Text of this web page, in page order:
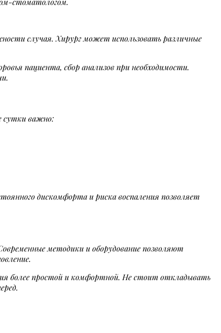
случая. Хирург может использовать различные
пациента, сбор анализов при необходимости.
сутки важно:
дискомфорта и риска воспаления позволяет
методики и оборудование позволяют
более простой и комфортной. Не стоит откладывать